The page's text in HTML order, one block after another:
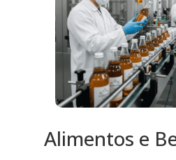
Alimentos e